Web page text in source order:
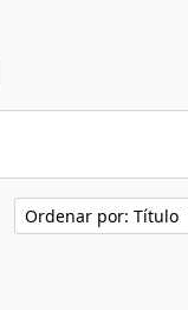
Ordenar por: Título